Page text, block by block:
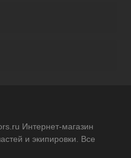
Интернет-магазин
и экипировки. Все